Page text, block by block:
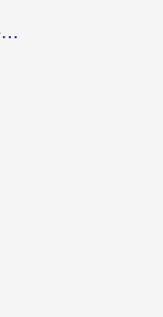
海外党必看：在国外用国内软件用什么加速器好？解决追剧游戏办公的终极指南